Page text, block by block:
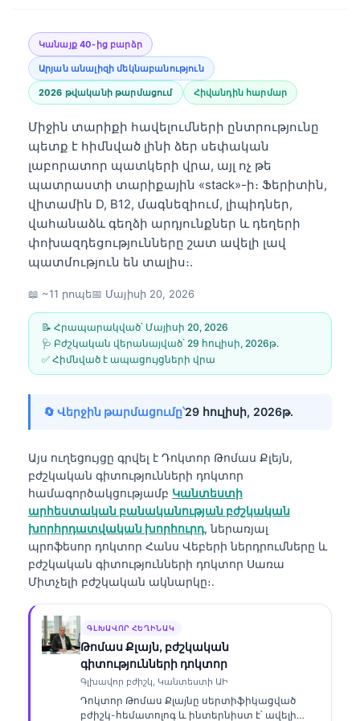
Կանայք 40-ից բարձր
Արյան անալիզի մեկնաբանություն
2026 թվականի թարմացում Հիվանդին հարմար
Միջին տարիքի հավելումների ընտրությունը
պետք է հիմնված լինի ձեր սեփական
լաբորատոր պատկերի վրա, այլ ոչ թե
պատրաստի տարիքային «stack»-ի։ Ֆերիտին,
վիտամին D, B12, մագնեզիում, լիպիդներ,
վահանաձև գեղձի արդյունքներ և դեղերի
փոխազդեցությունները շատ ավելի լավ
պատմություն են տալիս։.
📖 ~11 րոպե📅 Մայիսի 20, 2026
📝 Հրապարակված՝ Մայիսի 20, 2026
🩺 Բժշկական վերանայված՝ 29 հուլիսի, 2026թ․
✅ Հիմնված է ապացույցների վրա
🔄 Վերջին թարմացումը՝29 հուլիսի, 2026թ․
Այս ուղեցույցը գրվել է Դոկտոր Թոմաս Քլեյն,
բժշկական գիտությունների դոկտոր
համագործակցությամբ Կանտեստի
արհեստական բանականության բժշկական
խորհրդատվական խորհուրդ, ներառյալ
պրոֆեսոր դոկտոր Հանս Վեբերի ներդրումները և
բժշկական գիտությունների դոկտոր Սառա
Միտչելի բժշկական ակնարկը։.
ԳԼԽԱՎՈՐ ՀԵՂԻՆԱԿ
Թոմաս Քլայն, բժշկական
գիտությունների դոկտոր
Գլխավոր բժիշկ, Կանտեստի ԱԻ
Դոկտոր Թոմաս Քլայնը սերտիֆիկացված
բժիշկ-հեմատոլոգ և ինտերնիստ է՝ ավելի